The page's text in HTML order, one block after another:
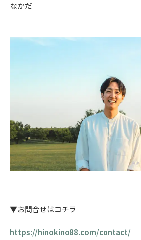
なかだ
▼お問合せはコチラ
https://hinokino88.com/contact/